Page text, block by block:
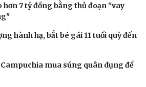
hơn 7 tỷ đồng bằng thủ đoạn "vay
hành hạ, bắt bé gái 11 tuổi quỳ đến
mua súng quân dụng để